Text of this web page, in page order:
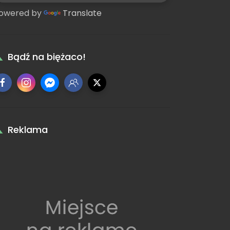
by Translate
Bądź na biężaco!
Reklama